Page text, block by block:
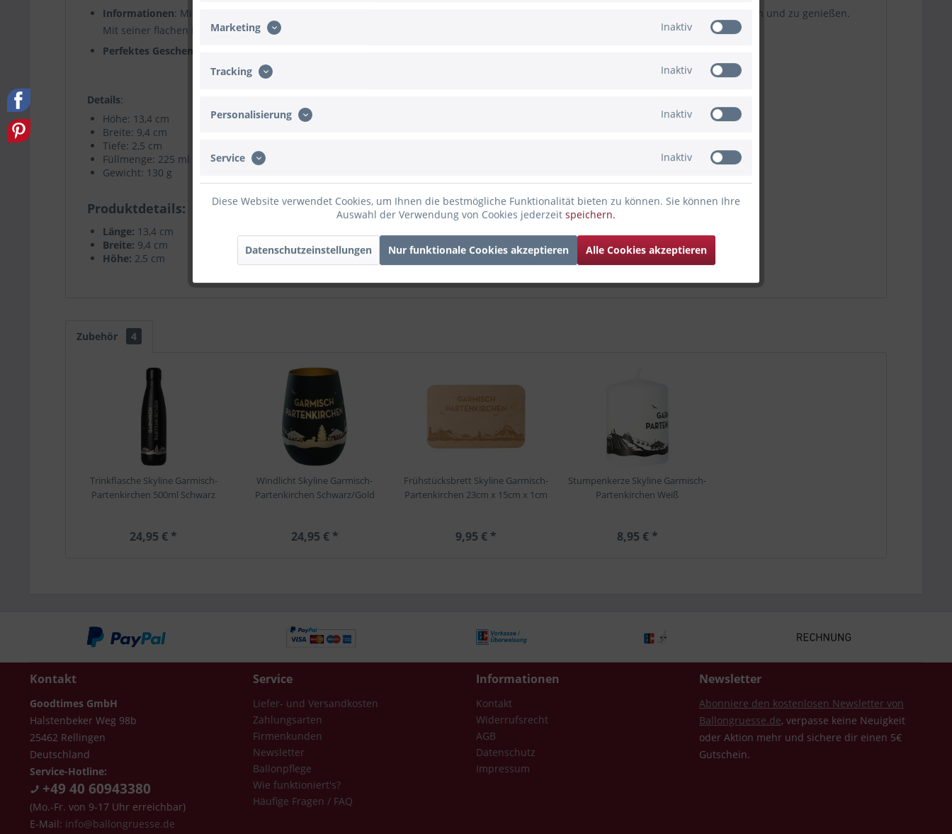
Informationen: Mit einem Fassungsvermögen von 225 ml ist dieser Flachmann perfekt geeignet, um die Getränke stilvoll zu transportieren und zu genießen.
Mit seiner flachen Form passt er mühelos in jede Tasche, Jackentasche oder Handtasche.
Perfektes Geschenk
Details:
Höhe: 13,4 cm
Breite: 9,4 cm
Tiefe: 2,5 cm
Füllmenge: 225 ml
Gewicht: 130 g
Produktdetails
Länge: 13,4 cm
Breite: 9,4 cm
Höhe: 2,5 cm
Zubehör 4
Trinkflasche Skyline Garmisch-
Partenkirchen 500ml Schwarz
24,95 € *
Windlicht Skyline Garmisch-
Partenkirchen Schwarz/Gold
24,95 € *
Frühstücksbrett Skyline Garmisch-
Partenkirchen 23cm x 15cm x 1cm
9,95 € *
Stumpenkerze Skyline Garmisch-
Partenkirchen Weiß
8,95 € *
Kontakt
Goodtimes GmbH
Halstenbeker Weg 98b
25462 Rellingen
Deutschland
Service-Hotline:
+49 40 60943380
(Mo.-Fr. von 9-17 Uhr erreichbar)
E-Mail: info@ballongruesse.de
Service
Liefer- und Versandkosten
Zahlungsarten
Firmenkunden
Newsletter
Ballonpflege
Wie funktioniert's?
Häufige Fragen / FAQ
Informationen
Kontakt
Widerrufsrecht
AGB
Datenschutz
Impressum
Newsletter
Abonniere den kostenlosen Newsletter von
Ballongruesse.de, verpasse keine Neuigkeit
oder Aktion mehr und sichere dir einen 5€
Gutschein.
Marketing Inaktiv
Tracking Inaktiv
Personalisierung Inaktiv
Service Inaktiv
Diese Website verwendet Cookies, um Ihnen die bestmögliche Funktionalität bieten zu können. Sie können Ihre
Auswahl der Verwendung von Cookies jederzeit speichern.
Datenschutzeinstellungen Nur funktionale Cookies akzeptieren Alle Cookies akzeptieren